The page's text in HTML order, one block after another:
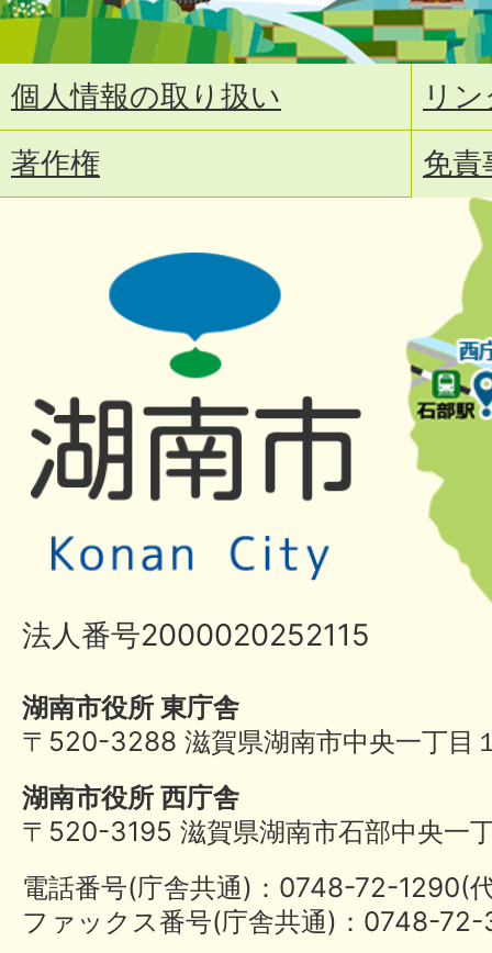
個人情報の取り扱い
リ
著作権
免責
法人番号2000020252115
湖南市役所 東庁舎
〒520-3288 滋賀県湖南市中央一丁目
湖南市役所 西庁舎
〒520-3195 滋賀県湖南市石部中央一
電話番号(庁舎共通)：0748-72-
ファックス番号(庁舎共通)：0748-